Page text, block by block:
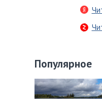
Популярное